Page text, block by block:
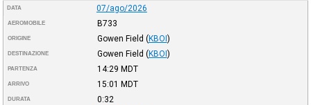
DATA 07/ago/2026
AEROMOBILE B733
ORIGINE Gowen Field (KBOI)
DESTINAZIONE Gowen Field (KBOI)
PARTENZA 14:29 MDT
ARRIVO 15:01 MDT
DURATA 0:32